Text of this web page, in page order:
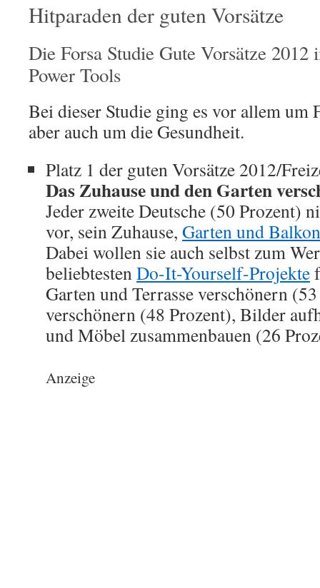
Hitparaden der guten Vorsätze
Die Forsa Studie Gute Vorsätze
Power Tools
Bei dieser Studie ging es vor allem um
aber auch um die Gesundheit.
Platz 1 der guten Vorsätze 2012/
Das Zuhause und den Garten
Jeder zweite Deutsche (50 Prozent)
vor, sein Zuhause, Garten und Balkon
Dabei wollen sie auch selbst zum
beliebtestenDo-It-Yourself-Projekte
Garten und Terrasse verschönern
verschönern (48 Prozent), Bilder
und Möbel zusammenbauen (26
Anzeige